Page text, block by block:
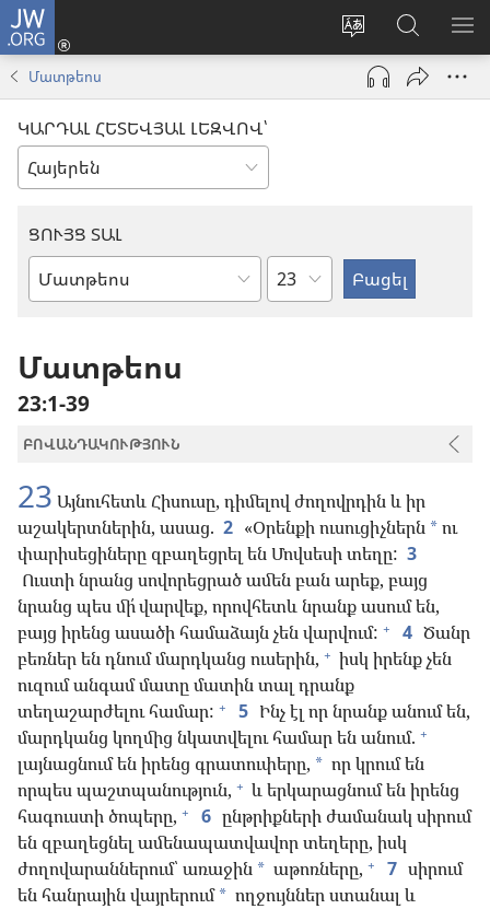
JW.ORG
Փոխել
կայքի
լեզուն
Մուտքագրվել
(բացվումՈրոնում
JW.ORG
կայքում
Մատթեոս
ԿԱՐԴԱԼ ՀԵՏԵՎՅԱԼ ԼԵԶՎՈՎ՝
ՑՈՒՅՑ ՏԱԼ
Աստվածաշնչյան
Ըստ
գլուխների
Մատթեոս
23։1-39
ԲՈՎԱՆԴԱԿՈՒԹՅՈՒՆ
23 Այնուհետև Հիսուսը, դիմելով ժողովրդին և իր
աշակերտներին, ասաց. 2 «Օրենքի ուսուցիչներն *ու
փարիսեցիները զբաղեցրել են Մովսեսի տեղը: 3
Ուստի նրանց սովորեցրած ամեն բան արեք, բայց
նրանց պես մի՛ վարվեք, որովհետև նրանք ասում են,
բայց իրենց ասածի համաձայն չեն վարվում: + 4 Ծանր
բեռներ են դնում մարդկանց ուսերին, + իսկ իրենք չեն
ուզում անգամ մատը մատին տալ դրանք
տեղաշարժելու համար: + 5 Ինչ էլ որ նրանք անում են,
մարդկանց կողմից նկատվելու համար են անում. +
լայնացնում են իրենց գրատուփերը, * որ կրում են
որպես պաշտպանություն, + և երկարացնում են իրենց
հագուստի ծոպերը, + 6 ընթրիքների ժամանակ սիրում
են զբաղեցնել ամենապատվավոր տեղերը, իսկ
ժողովարաններում՝ առաջին * աթոռները, + 7 սիրում
են հանրային վայրերում * ողջույններ ստանալ և